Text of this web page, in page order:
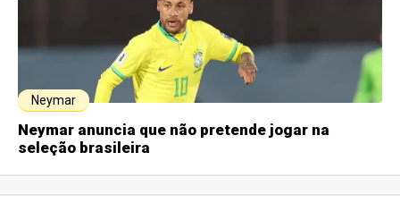
Neymar
Neymar anuncia que não pretende jogar na
seleção brasileira